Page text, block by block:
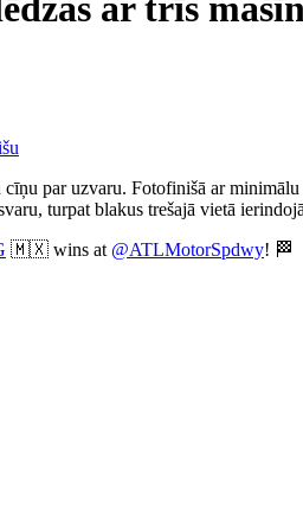
ar trīs
par uzvaru. Fotofinišā ar
turpat blakus trešajā vietā
🇲🇽 wins at @ATLMotorSpdwy! 🏁